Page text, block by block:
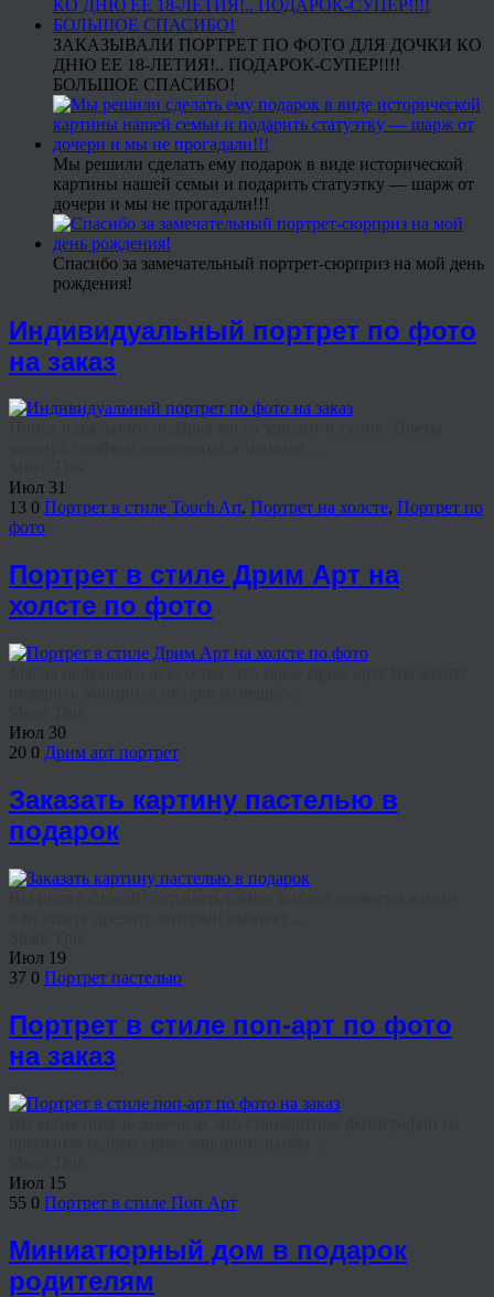
ЗАКАЗЫВАЛИ ПОРТРЕТ ПО ФОТО ДЛЯ ДОЧКИ КО
ДНЮ ЕЕ 18-ЛЕТИЯ!.. ПОДАРОК-СУПЕР!!!!
БОЛЬШОЕ СПАСИБО!
Мы решили сделать ему подарок в виде исторической
картины нашей семьи и подарить статуэтку — шарж от
дочери и мы не прогадали!!!
Спасибо за замечательный портрет-сюрприз на мой день
рождения!
Индивидуальный портрет по фото
на заказ
Июл 31
13 0 Портрет в стиле Touch Art, Портрет на холсте, Портрет по
фото
Портрет в стиле Дрим Арт на
холсте по фото
Июл 30
20 0 Дрим арт портрет
Заказать картину пастелью в
подарок
Июл 19
37 0 Портрет пастелью
Портрет в стиле поп-арт по фото
на заказ
Июл 15
55 0 Портрет в стиле Поп Арт
Миниатюрный дом в подарок
родителям